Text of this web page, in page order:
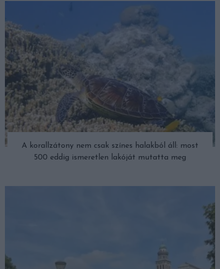
A korallzátony nem csak színes halakból áll: most
500 eddig ismeretlen lakóját mutatta meg